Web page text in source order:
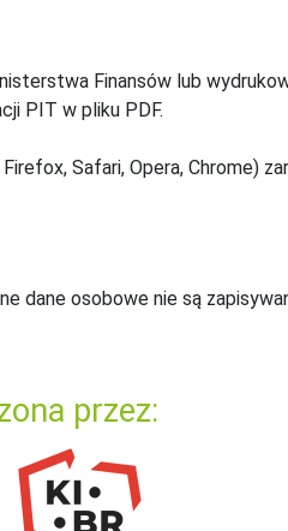
Finansów lub
PIT w pliku PDF.
Safari, Opera, Chrome)
dane osobowe nie są
przez: